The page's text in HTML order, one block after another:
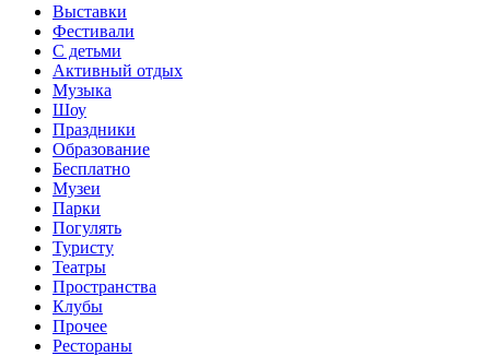
Выставки
Фестивали
С детьми
Активный отдых
Музыка
Шоу
Праздники
Образование
Бесплатно
Музеи
Парки
Погулять
Туристу
Театры
Пространства
Клубы
Прочее
Рестораны